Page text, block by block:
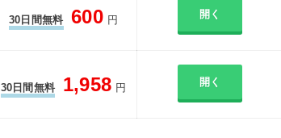
30日間無料 600 円 開く
30日間無料 1,958 円 開く